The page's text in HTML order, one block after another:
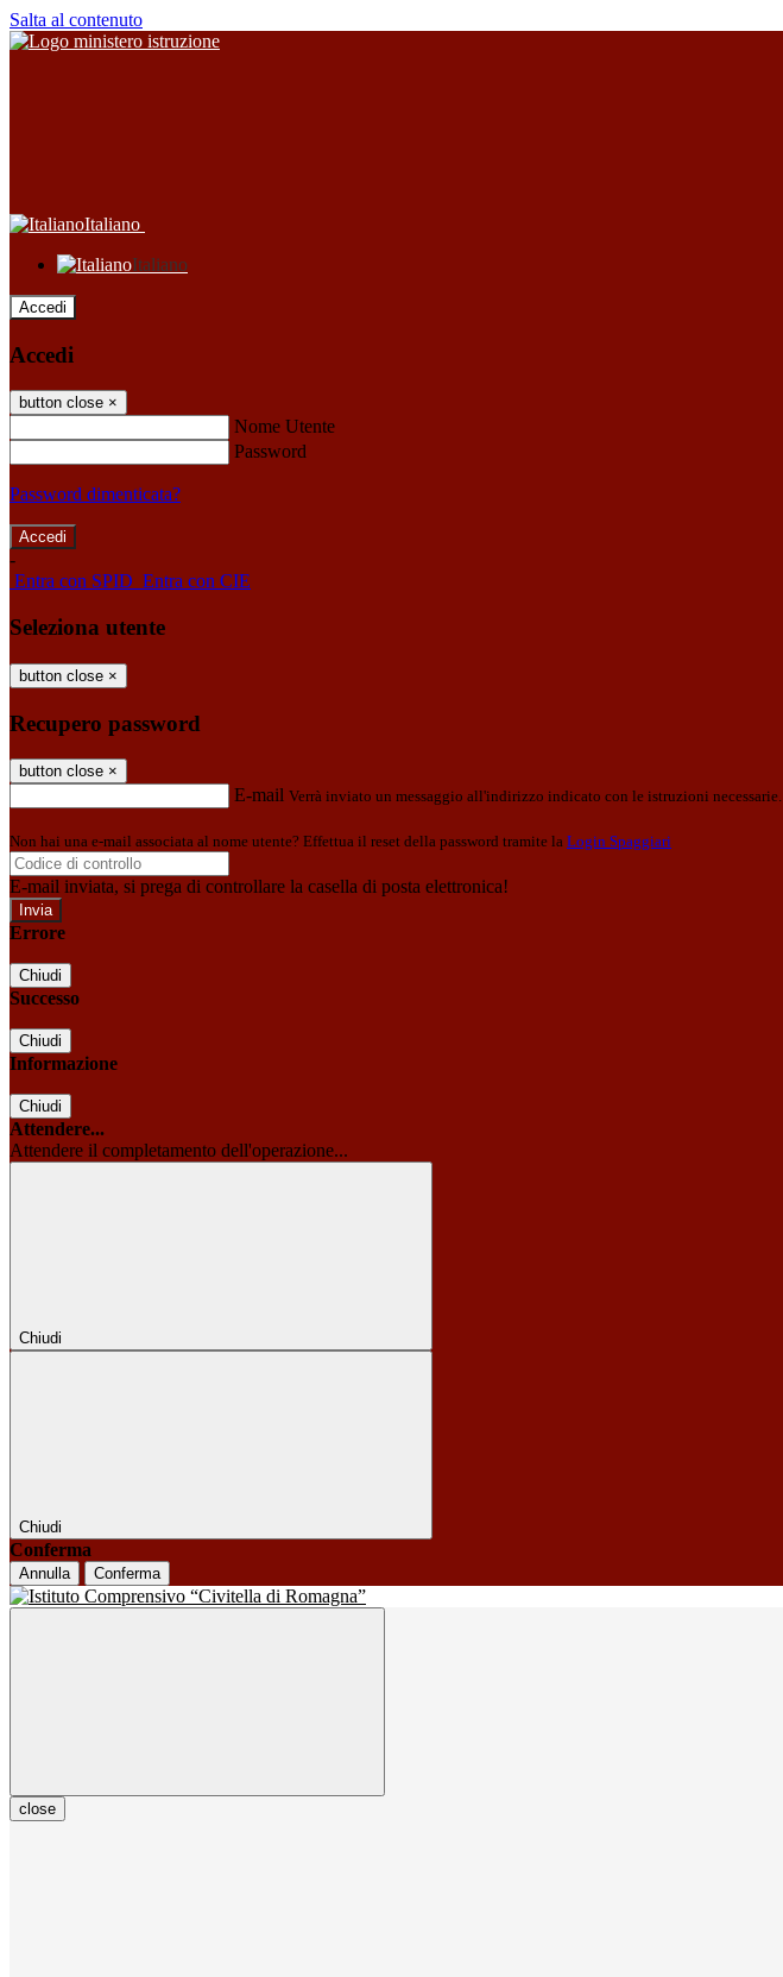
Salta al contenuto
Italiano
Italiano
Accedi
Accedi
button close ×
Nome Utente
Password
Password dimenticata?
-
Entra con SPID Entra con CIE
Seleziona utente
button close ×
Recupero password
button close ×
E-mail Verrà inviato un messaggio all'indirizzo indicato con le istruzioni necessarie.
Non hai una e-mail associata al nome utente? Effettua il reset della password tramite la Login Spaggiari
E-mail inviata, si prega di controllare la casella di posta elettronica!
Errore
Chiudi
Successo
Chiudi
Informazione
Chiudi
Attendere...
Attendere il completamento dell'operazione...
Chiudi
Chiudi
Conferma
Annulla Conferma
close